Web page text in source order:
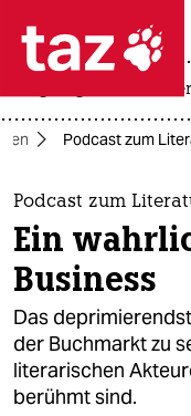

themen
politik
öko
gesellschaft
kultur
usa
Podcast zum
Podcast zum
Ein
Business
Das
der Buchmarkt zu
literarischen
berühmt sind.